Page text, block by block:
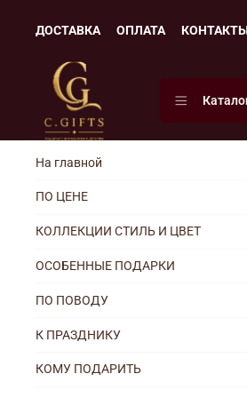
ДОСТАВКА ОПЛАТА
На главной
ПО ЦЕНЕ
КОЛЛЕКЦИИ СТИЛЬ И ЦВЕТ
ОСОБЕННЫЕ ПОДАРКИ
ПО ПОВОДУ
К ПРАЗДНИКУ
КОМУ ПОДАРИТЬ